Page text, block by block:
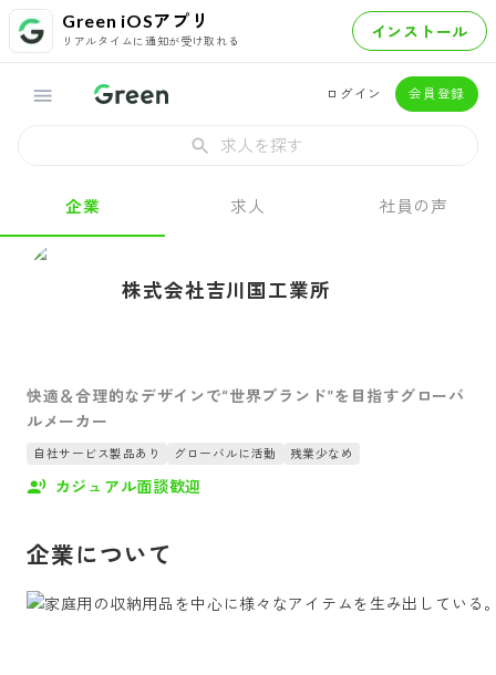
Green iOSアプリ
リアルタイムに通知が受け取れる インストール
ログイン 会員登録
求人を探す
企業 求人 社員の声
株式会社吉川国工業所
快適＆合理的なデザインで“世界ブランド”を目指すグローバ
ルメーカー
自社サービス製品あり グローバルに活動 残業少なめ
カジュアル面談歓迎
企業について